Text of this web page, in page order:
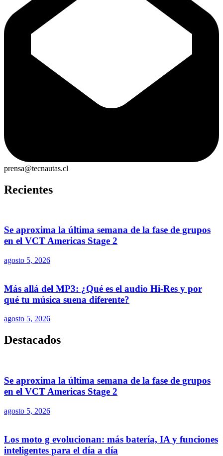
prensa@tecnautas.cl
Recientes
Se aproxima la última semana de la fase de grupos
en el VCT Americas Stage 2
agosto 5, 2026
Más allá del MP3: ¿Qué es el audio Hi-Res y por
qué tu música suena diferente?
agosto 5, 2026
Destacados
Se aproxima la última semana de la fase de grupos
en el VCT Americas Stage 2
agosto 5, 2026
Los moto g evolucionan: más batería, IA y funciones
inteligentes para el día a día